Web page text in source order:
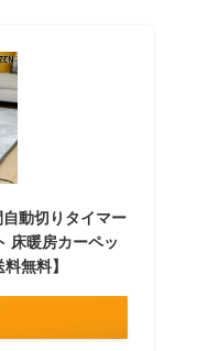
動切りタイマー
床暖房カーペッ
無料】